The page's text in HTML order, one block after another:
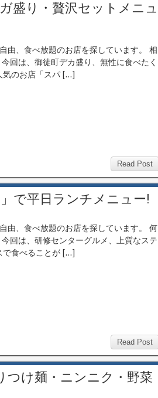
盛り・贅沢セットメニュ
由、食べ放題のお店を探しています。 相
回は、御徒町デカ盛り、無性に食べたく
気のお店「スパ […]
Read Post
で平日ランチメニュー!
由、食べ放題のお店を探しています。 何
回は、研修センターグルメ、上質なステ
で食べることが […]
Read Post
つけ麺・ニンニク・野菜